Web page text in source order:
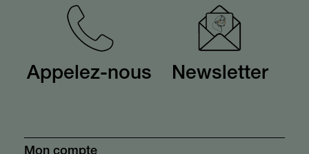
Appelez-nous Newsletter